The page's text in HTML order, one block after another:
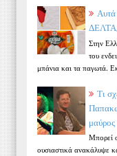
Αυτά
Στην
του
μπάνια και τα παγωτά.
Τι
μαύρος
Μπορεί
ουσιαστικά ανακάλυψε